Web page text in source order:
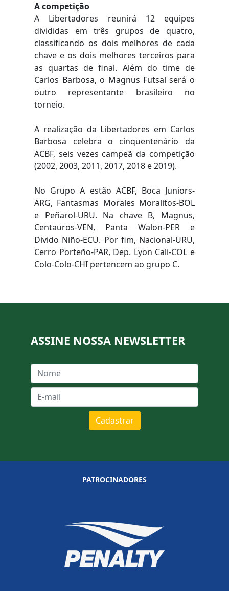
A competição
A Libertadores reunirá 12 equipes
divididas em três grupos de quatro,
classificando os dois melhores de cada
chave e os dois melhores terceiros para
as quartas de final. Além do time de
Carlos Barbosa, o Magnus Futsal será o
outro representante brasileiro no
torneio.
A realização da Libertadores em Carlos
Barbosa celebra o cinquentenário da
ACBF, seis vezes campeã da competição
(2002, 2003, 2011, 2017, 2018 e 2019).
No Grupo A estão ACBF, Boca Juniors-
ARG, Fantasmas Morales Moralitos-BOL
e Peñarol-URU. Na chave B, Magnus,
Centauros-VEN, Panta Walon-PER e
Divido Niño-ECU. Por fim, Nacional-URU,
Cerro Porteño-PAR, Dep. Lyon Cali-COL e
Colo-Colo-CHI pertencem ao grupo C.
ASSINE NOSSA NEWSLETTER
Cadastrar
PATROCINADORES